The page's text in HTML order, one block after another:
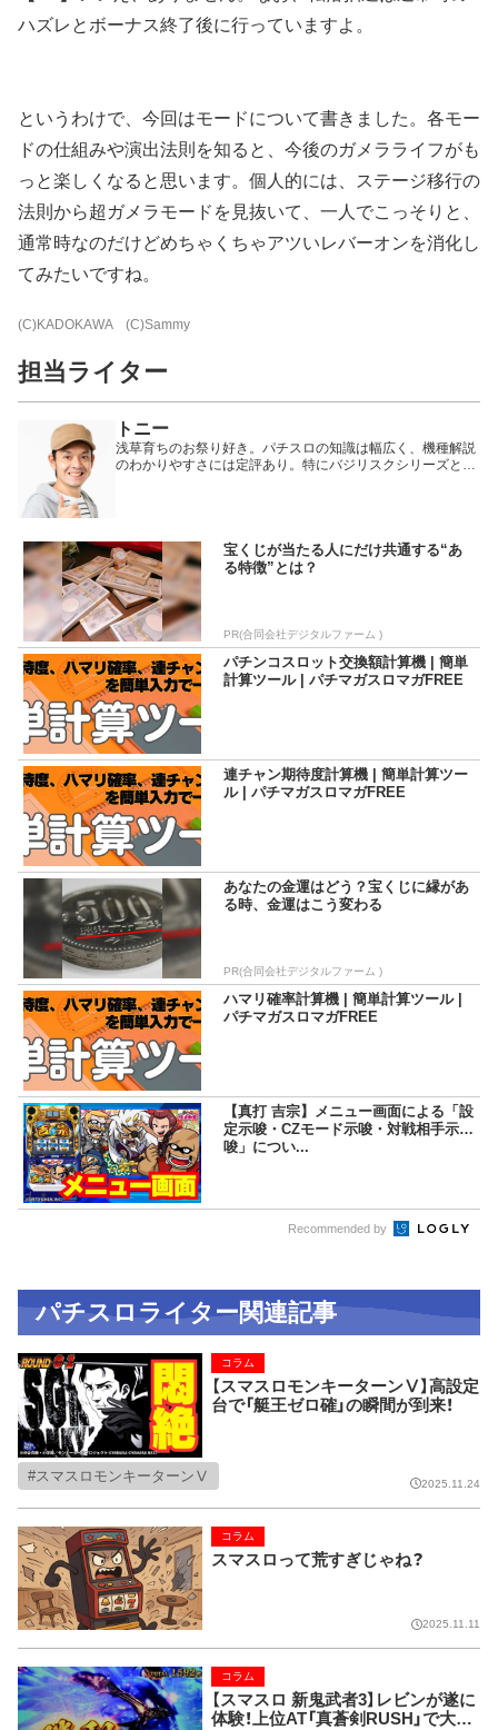
ハズレとボーナス終了後に行っていますよ。
というわけで、今回はモードについて書きました。各モー
ドの仕組みや演出法則を知ると、今後のガメラライフがも
っと楽しくなると思います。個人的には、ステージ移行の
法則から超ガメラモードを見抜いて、一人でこっそりと、
通常時なのだけどめちゃくちゃアツいレバーオンを消化し
てみたいですね。
(C)KADOKAWA (C)Sammy
担当ライター
トニー
浅草育ちのお祭り好き。パチスロの知識は幅広く、機種解説
のわかりやすさには定評あり。特にバジリスクシリーズと
宝くじが当たる人にだけ共通する“あ
る特徴”とは？
PR(合同会社デジタルファーム )
パチンコスロット交換額計算機 | 簡単
計算ツール | パチマガスロマガFREE
連チャン期待度計算機 | 簡単計算ツー
ル | パチマガスロマガFREE
あなたの金運はどう？宝くじに縁があ
る時、金運はこう変わる
PR(合同会社デジタルファーム )
ハマリ確率計算機 | 簡単計算ツール |
パチマガスロマガFREE
【真打 吉宗】メニュー画面による「設
定示唆・CZモード示唆・対戦相手示
唆」につい...
Recommended by
パチスロライター関連記事
【スマスロモンキーターンⅤ】高設定
台で「艇王ゼロ確」の瞬間が到来！
コラム
スマスロモンキーターンⅤ 2025.11.24
スマスロって荒すぎじゃね？
コラム
2025.11.11
【スマスロ 新鬼武者3】レビンが遂に
体験！上位AT「真蒼剣RUSH」で大量
コラム